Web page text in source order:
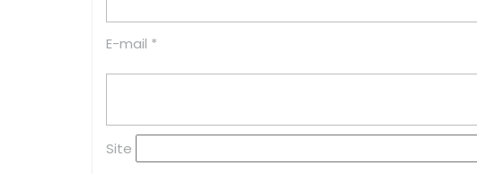
E-mail *
Site